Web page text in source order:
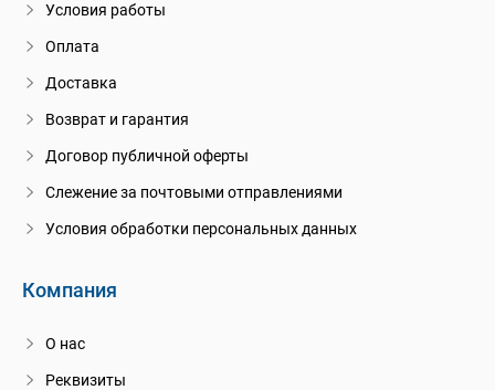
Условия работы
Оплата
Доставка
Возврат и гарантия
Договор публичной оферты
Слежение за почтовыми отправлениями
Условия обработки персональных данных
Компания
О нас
Реквизиты